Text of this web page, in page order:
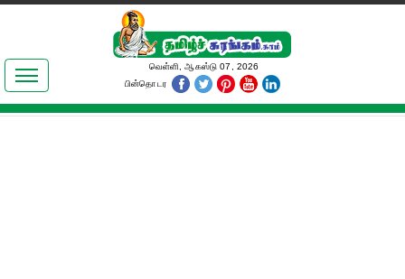
இலக்கியங்கள்
தமிழ் உலகம்
வெள்ளி, ஆகஸ்டு 07, 2026
பின்தொடர